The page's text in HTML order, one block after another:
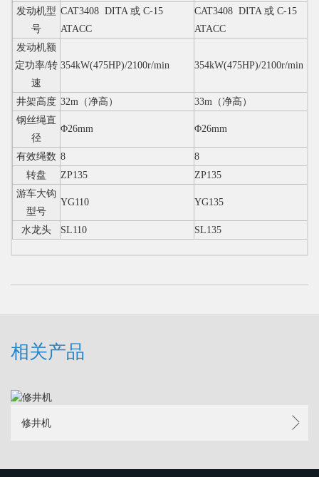
发动机型
号
CAT3408 DITA 或 C-15
ATACC
CAT3408 DITA 或 C-15
ATACC
发动机额
定功率/转
速
354kW(475HP)/2100r/min 354kW(475HP)/2100r/min
井架高度 32m（净高）
33m（净高）
钢丝绳直
径
Φ26mm Φ26mm
有效绳数 8
8
转盘
ZP135
ZP135
游车大钩
型号
YG110 YG135
水龙头 SL110 SL135
相关产品
修井机